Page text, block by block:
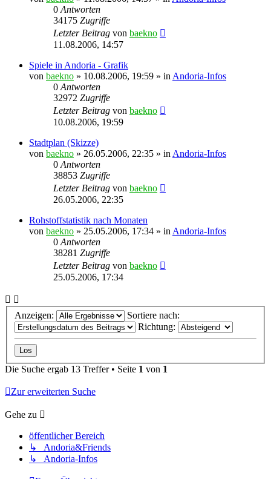
0 Antworten
34175 Zugriffe
Letzter Beitrag von baekno
11.08.2006, 14:57
Spiele in Andoria - Grafik
von baekno » 10.08.2006, 19:59 » in Andoria-Infos
0 Antworten
32972 Zugriffe
Letzter Beitrag von baekno
10.08.2006, 19:59
Stadtplan (Skizze)
von baekno » 26.05.2006, 22:35 » in Andoria-Infos
0 Antworten
38853 Zugriffe
Letzter Beitrag von baekno
26.05.2006, 22:35
Rohstoffstatistik nach Monaten
von baekno » 25.05.2006, 17:34 » in Andoria-Infos
0 Antworten
38281 Zugriffe
Letzter Beitrag von baekno
25.05.2006, 17:34
Anzeigen:
Sortiere nach:
Richtung:
Die Suche ergab 13 Treffer • Seite 1 von 1
Zur erweiterten Suche
Gehe zu
öffentlicher Bereich
↳ Andoria&Friends
↳ Andoria-Infos